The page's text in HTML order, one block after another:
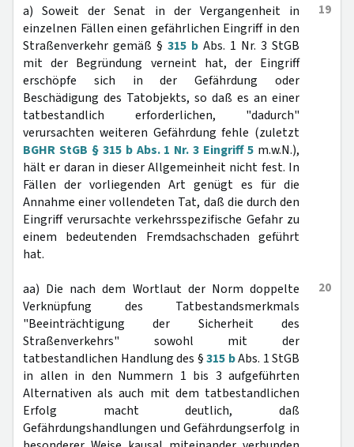
19
a) Soweit der Senat in der Vergangenheit in
einzelnen Fällen einen gefährlichen Eingriff in den
Straßenverkehr gemäß § 315 b Abs. 1 Nr. 3 StGB
mit der Begründung verneint hat, der Eingriff
erschöpfe sich in der Gefährdung oder
Beschädigung des Tatobjekts, so daß es an einer
tatbestandlich erforderlichen, "dadurch"
verursachten weiteren Gefährdung fehle (zuletzt
BGHR StGB § 315 b Abs. 1 Nr. 3 Eingriff 5 m.w.N.),
hält er daran in dieser Allgemeinheit nicht fest. In
Fällen der vorliegenden Art genügt es für die
Annahme einer vollendeten Tat, daß die durch den
Eingriff verursachte verkehrsspezifische Gefahr zu
einem bedeutenden Fremdsachschaden geführt
hat.
20
aa) Die nach dem Wortlaut der Norm doppelte
Verknüpfung des Tatbestandsmerkmals
"Beeinträchtigung der Sicherheit des
Straßenverkehrs" sowohl mit der
tatbestandlichen Handlung des §315 bAbs. 1 StGB
in allen in den Nummern 1 bis 3 aufgeführten
Alternativen als auch mit dem tatbestandlichen
Erfolg macht deutlich, daß
Gefährdungshandlungen und Gefährdungserfolg in